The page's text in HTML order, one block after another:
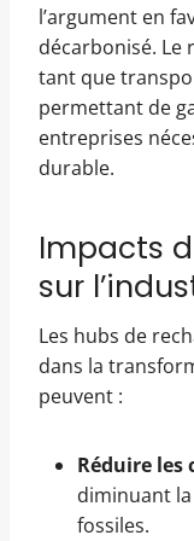
l’argument en
décarbonisé. Le
tant que
permettant de
entreprises
durable.
Impacts
sur
Les hubs de
dans la
peuvent :
Réduire les
diminuant
fossiles.